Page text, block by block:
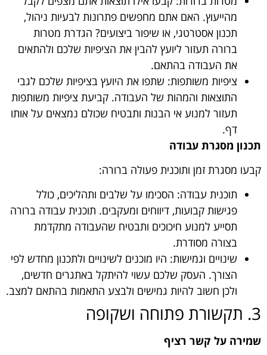
מהייעוץ. האם אתם מחפשים פתרונות לבעיות ניהול,
תכנון אסטרטגי, או שיפור ביצועים? הגדרת מטרות
ברורה תעזור ליועץ להבין את הציפיות שלכם ולהתאים
את העבודה בהתאם.
ציפיות משותפות: שתפו את היועץ בציפיות שלכם לגבי
התוצאות והמהות של העבודה. קביעת ציפיות משותפות
תעזור למנוע אי הבנות ותבטיח שכולם נמצאים על אותו
דף.
תכנון מסגרת עבודה
קבעו מסגרת זמן ותוכנית פעולה ברורה:
תוכנית עבודה: הסכימו על שלבים ותהליכים, כולל
פגישות קבועות, דיווחים ומעקבים. תוכנית עבודה ברורה
תסייע למנוע חיכוכים ותבטיח שהעבודה מתקדמת
בצורה מסודרת.
שינויים וגמישות: היו מוכנים לשינויים ולתכנון מחדש לפי
הצורך. העסק שלכם עשוי להיתקל באתגרים חדשים,
ולכן חשוב להיות גמישים ולבצע התאמות בהתאם למצב.
3. תקשורת פתוחה ושקופה
שמירה על קשר רציף